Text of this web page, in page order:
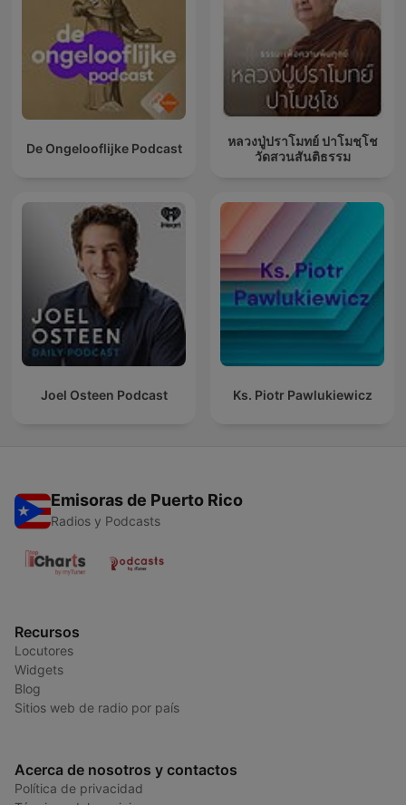
De Ongelooflijke Podcast
หลวงปู่ปราโมทย์ ปาโมชฺโช
วัดสวนสันติธรรม
Joel Osteen Podcast Ks. Piotr Pawlukiewicz
Emisoras de Puerto Rico
Radios y Podcasts
Recursos
Locutores
Widgets
Blog
Sitios web de radio por país
Acerca de nosotros y contactos
Política de privacidad